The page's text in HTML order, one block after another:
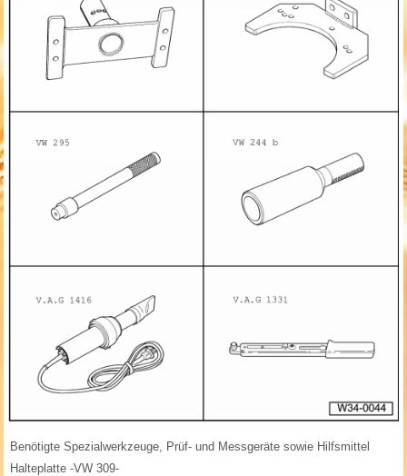
Benötigte Spezialwerkzeuge, Prüf- und Messgeräte sowie Hilfsmittel
Halteplatte -VW 309-